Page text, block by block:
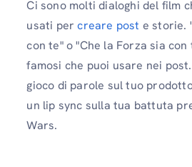
Ci sono molti dialoghi del film
usati percreare post e storie.
con te" o "Che la Forza sia con
famosi che puoi usare nei
gioco di parole sul tuo
un lip sync sulla tua battuta
Wars.